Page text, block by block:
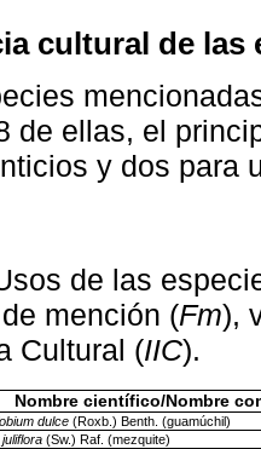
cultural de las
de ellas, el
y dos para
de las
mención (Fm),
Cultural (IIC).
Nombre científico/Nombre
dulce (Roxb.) Benth. (guamúchil)
(Sw.) Raf. (mezquite)